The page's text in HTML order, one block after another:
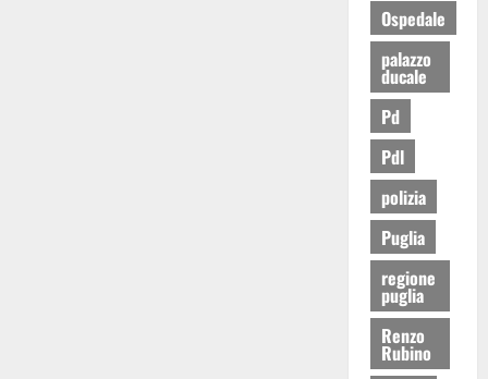
Ospedale
palazzo
ducale
Pd
Pdl
polizia
Puglia
regione
puglia
Renzo
Rubino